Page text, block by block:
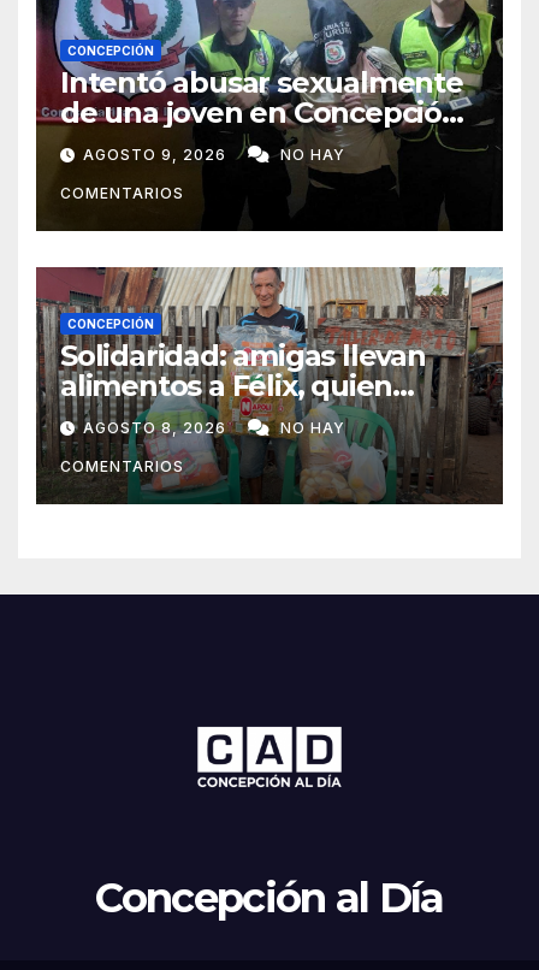
CONCEPCIÓN
Intentó abusar sexualmente
de una joven en Concepción
y fue aprehendido
AGOSTO 9, 2026 NO HAY
COMENTARIOS
CONCEPCIÓN
Solidaridad: amigas llevan
alimentos a Félix, quien
ahora vende caramelos para
subsistir
AGOSTO 8, 2026 NO HAY
COMENTARIOS
Concepción al Día